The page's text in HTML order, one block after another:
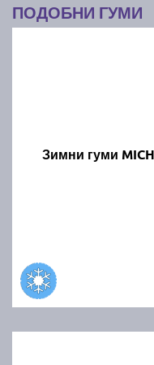
ПОДОБНИ ГУМИ
Зимни гуми